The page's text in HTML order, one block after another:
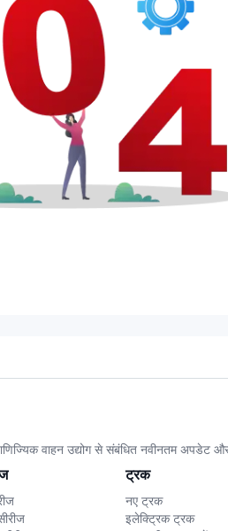
वाहन उद्योग से संबंधित नवीनतम अपडेट
ट्रक
नए ट्रक
इलेक्ट्रिक ट्रक